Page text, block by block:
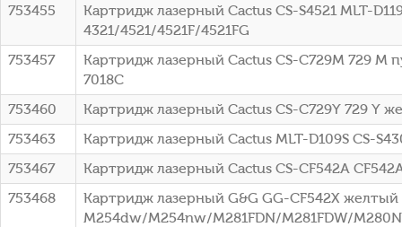
753455
Картридж лазерный Cactus CS-S4521 MLT-
4321/4521/4521F/4521FG
753457
Картридж лазерный Cactus CS-C729M 729 M
7018C
753460
Картридж лазерный Cactus CS-C729Y 729 Y
753463
Картридж лазерный Cactus MLT-D109S CS-
753467
Картридж лазерный Cactus CS-CF542A
753468
Картридж лазерный G&G GG-CF542X желтый
M254dw/M254nw/M281FDN/M281FDW/